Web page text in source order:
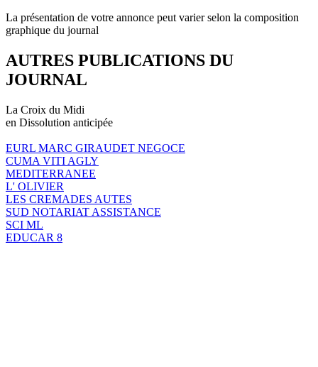
La présentation de votre annonce peut varier selon la composition
graphique du journal
AUTRES PUBLICATIONS DU
JOURNAL
La Croix du Midi
en Dissolution anticipée
EURL MARC GIRAUDET NEGOCE
CUMA VITI AGLY
MEDITERRANEE
L' OLIVIER
LES CREMADES AUTES
SUD NOTARIAT ASSISTANCE
SCI ML
EDUCAR 8